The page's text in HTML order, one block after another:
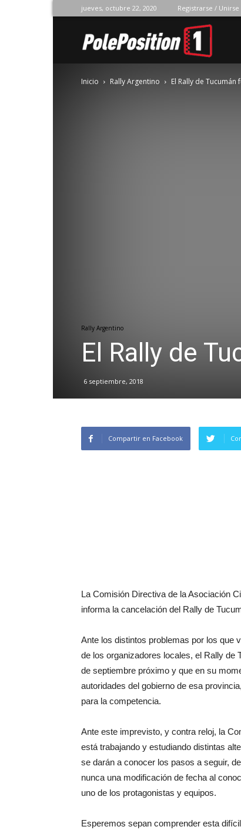
jueves, octubre 22, 2020 Registrarse / Unirse
Inicio Rally Argentino El Rally de Tucumán
Rally Argentino
El Rally de
6 septiembre, 2018
Compartir en Facebook
La Comisión Directiva de la Asociación
informa la cancelación del Rally de
Ante los distintos problemas por los que
de los organizadores locales, el Rally de
de septiembre próximo y que en su
autoridades del gobierno de esa
para la competencia.
Ante este imprevisto, y contra reloj, la
está trabajando y estudiando distintas
se darán a conocer los pasos a seguir,
nunca una modificación de fecha al
uno de los protagonistas y equipos.
Esperemos sepan comprender esta